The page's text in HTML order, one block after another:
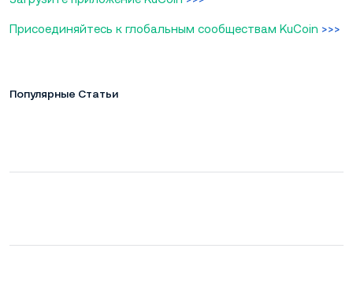
Присоединяйтесь к глобальным сообществам KuCoin >>>
Популярные Статьи